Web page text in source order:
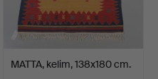
MATTA, kelim, 138x180 cm.